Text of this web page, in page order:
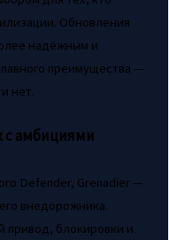
Обновления
надёжным и
преимущества —
нет.
с амбициями
Defender, Grenadier —
внедорожника.
привод, блокировки и